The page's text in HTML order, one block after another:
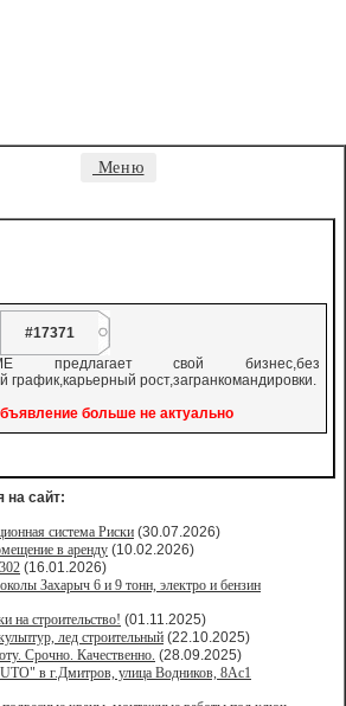
Меню
#17371
предлагает свой бизнес,без
график,карьерный рост,загранкомандировки.
больше не актуально
на сайт:
система Риски (30.07.2026)
в аренду (10.02.2026)
(16.01.2026)
Захарыч 6 и 9 тонн, электро и бензин
на строительство! (01.11.2025)
лед строительный (22.10.2025)
Срочно. Качественно. (28.09.2025)
в г.Дмитров, улица Водников, 8Ас1